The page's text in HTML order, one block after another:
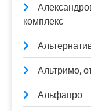
комплекс
Альтримо,
Альфапро